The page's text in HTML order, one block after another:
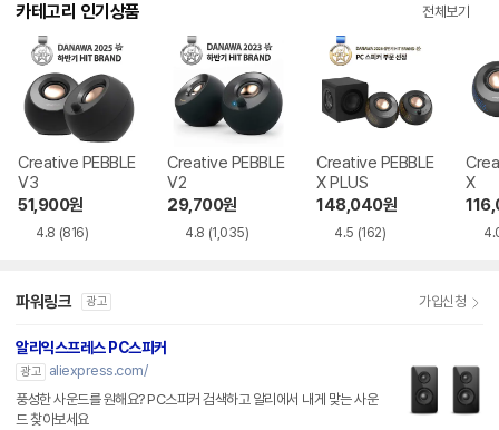
카테고리 인기상품 전체보기
Creative PEBBLE
V3
51,900원
4.8 (816)
Creative PEBBLE
V2
29,700원
4.8 (1,035)
Creative PEBBLE
X PLUS
148,040원
4.5 (162)
X
파워링크 광고 가입신청
알리익스프레스 PC스피커
광고
aliexpress.com/
풍성한 사운드를 원해요? PC스피커 검색하고 알리에서 내게 맞는 사운
드 찾아보세요